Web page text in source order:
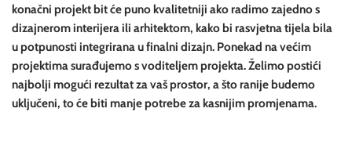
konačni projekt bit će puno kvalitetniji ako radimo zajedno s
dizajnerom interijera ili arhitektom, kako bi rasvjetna tijela bila
u potpunosti integrirana u finalni dizajn. Ponekad na većim
projektima surađujemo s voditeljem projekta. Želimo postići
najbolji mogući rezultat za vaš prostor, a što ranije budemo
uključeni, to će biti manje potrebe za kasnijim promjenama.